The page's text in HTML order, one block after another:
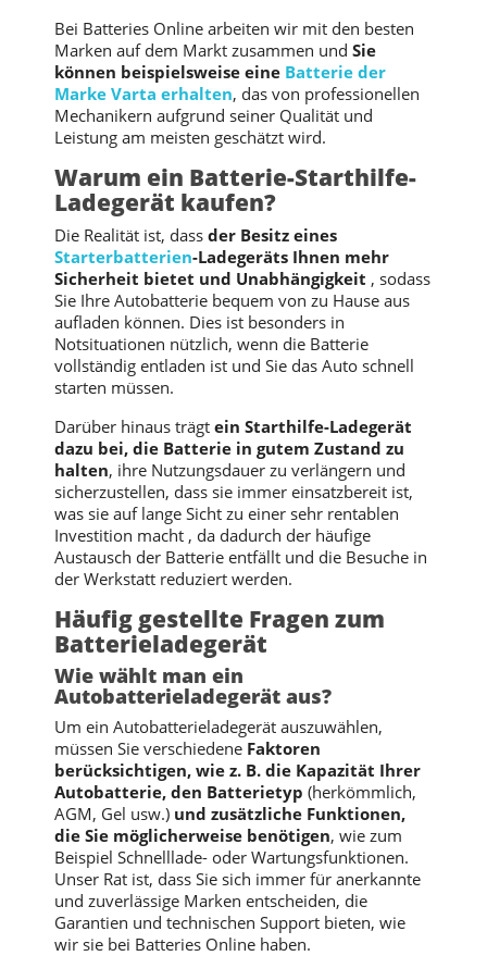
Bei Batteries Online arbeiten wir mit den besten
Marken auf dem Markt zusammen und Sie
können beispielsweise eine Batterie der
Marke Varta erhalten, das von professionellen
Mechanikern aufgrund seiner Qualität und
Leistung am meisten geschätzt wird.
Warum ein Batterie-Starthilfe-
Ladegerät kaufen?
Die Realität ist, dass der Besitz eines
Starterbatterien-Ladegeräts Ihnen mehr
Sicherheit bietet und Unabhängigkeit , sodass
Sie Ihre Autobatterie bequem von zu Hause aus
aufladen können. Dies ist besonders in
Notsituationen nützlich, wenn die Batterie
vollständig entladen ist und Sie das Auto schnell
starten müssen.
Darüber hinaus trägt ein Starthilfe-Ladegerät
dazu bei, die Batterie in gutem Zustand zu
halten, ihre Nutzungsdauer zu verlängern und
sicherzustellen, dass sie immer einsatzbereit ist,
was sie auf lange Sicht zu einer sehr rentablen
Investition macht , da dadurch der häufige
Austausch der Batterie entfällt und die Besuche in
der Werkstatt reduziert werden.
Häufig gestellte Fragen zum
Batterieladegerät
Wie wählt man ein
Autobatterieladegerät aus?
Um ein Autobatterieladegerät auszuwählen,
müssen Sie verschiedene Faktoren
berücksichtigen, wie z. B. die Kapazität Ihrer
Autobatterie, den Batterietyp (herkömmlich,
AGM, Gel usw.) und zusätzliche Funktionen,
die Sie möglicherweise benötigen, wie zum
Beispiel Schnelllade- oder Wartungsfunktionen.
Unser Rat ist, dass Sie sich immer für anerkannte
und zuverlässige Marken entscheiden, die
Garantien und technischen Support bieten, wie
wir sie bei Batteries Online haben.